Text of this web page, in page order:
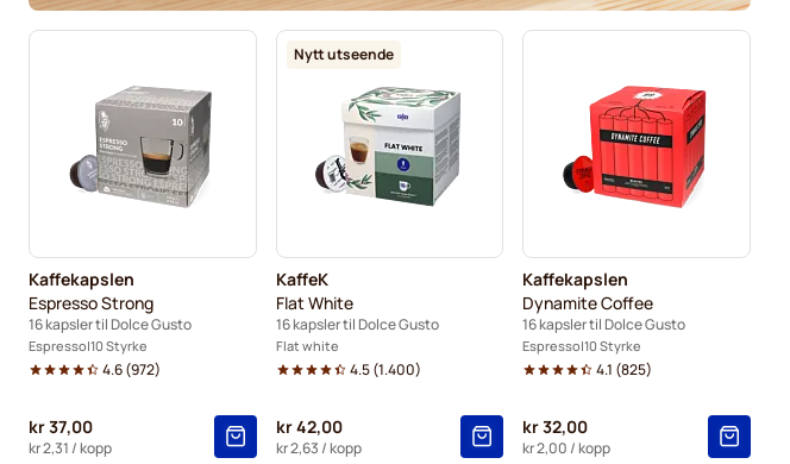
Kaffekapslen
Espresso Strong
16 kapsler til Dolce Gusto
Espresso 10 Styrke
4.6(972)
kr 37,00
kr 2,31 / kopp
Nytt utseende
KaffeK
Flat White
16 kapsler til Dolce Gusto
Flat white
4.5(1.400)
kr 42,00
kr 2,63 / kopp
Kaffekapslen
Dynamite Coffee
16 kapsler til Dolce Gusto
Espresso 10 Styrke
4.1 (825)
kr 32,00
kr 2,00 / kopp